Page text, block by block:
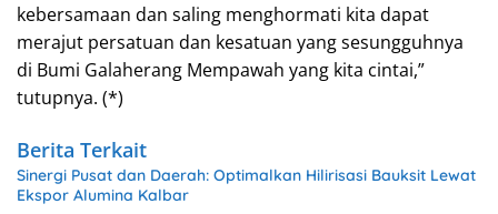
kebersamaan dan saling menghormati kita dapat
merajut persatuan dan kesatuan yang sesungguhnya
di Bumi Galaherang Mempawah yang kita cintai,”
tutupnya. (*)
Berita Terkait
Sinergi Pusat dan Daerah: Optimalkan Hilirisasi Bauksit Lewat
Ekspor Alumina Kalbar